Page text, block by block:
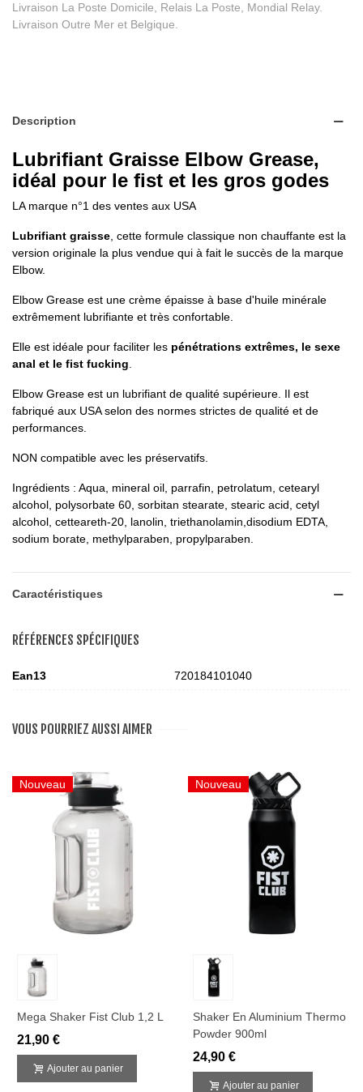
Livraison La Poste Domicile, Relais La Poste, Mondial Relay.
Livraison Outre Mer et Belgique.
Description
Lubrifiant Graisse Elbow Grease,
idéal pour le fist et les gros godes
LA marque n°1 des ventes aux USA
Lubrifiant graisse , cette formule classique non chauffante est la
version originale la plus vendue qui à fait le succès de la marque
Elbow.
Elbow Grease est une crème épaisse à base d'huile minérale
extrêmement lubrifiante et très confortable.
Elle est idéale pour faciliter les pénétrations extrêmes, le sexe
anal et le fist fucking
Elbow Grease est un lubrifiant de qualité supérieure. Il est
fabriqué aux USA selon des normes strictes de qualité et de
performances.
NON compatible avec les préservatifs.
Ingrédients : Aqua, mineral oil, parrafin, petrolatum, cetearyl
alcohol, polysorbate 60, sorbitan stearate, stearic acid, cetyl
alcohol, cetteareth-20, lanolin, triethanolamin,disodium EDTA,
sodium borate, methylparaben, propylparaben.
Caractéristiques
RÉFÉRENCES SPÉCIFIQUES
Ean13 720184101040
VOUS POURRIEZ AUSSI AIMER
Nouveau
Mega Shaker Fist Club 1,2 L
21,90 €
Ajouter au panier
Nouveau
Shaker En Aluminium Thermo
Powder 900ml
24,90 €
Ajouter au panier